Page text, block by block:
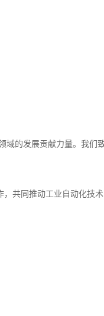
域的发展贡献力量。我们
共同推动工业自动化技术